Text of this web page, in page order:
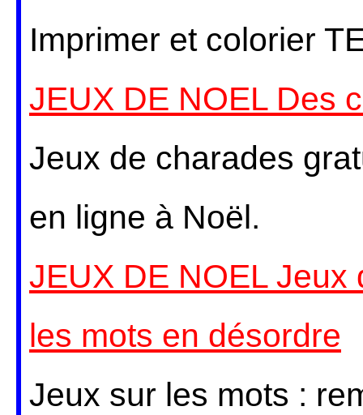
Imprimer et colorier
JEUX DE NOEL Des
Jeux de charades
en ligne à Noël.
JEUX DE NOEL Jeux
les mots en désordre
Jeux sur les mots :